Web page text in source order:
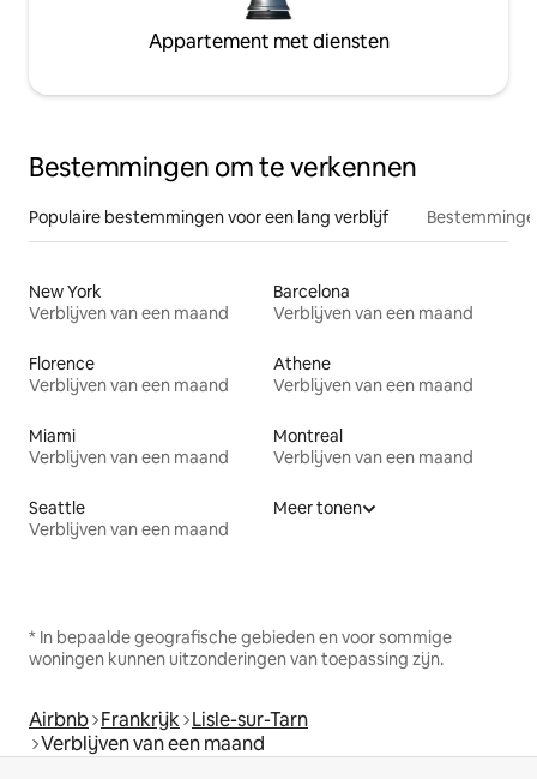
Appartement met diensten
Bestemmingen om te verkennen
Populaire bestemmingen voor een lang verblijf
New York
Verblijven van een maand
Barcelona
Verblijven van een maand
Florence
Verblijven van een maand
Athene
Verblijven van een maand
Miami
Verblijven van een maand
Montreal
Verblijven van een maand
Seattle
Verblijven van een maand
Meer tonen
* In bepaalde geografische gebieden en voor sommige
woningen kunnen uitzonderingen van toepassing zijn.
Airbnb Frankrijk Lisle-sur-Tarn
Verblijven van een maand